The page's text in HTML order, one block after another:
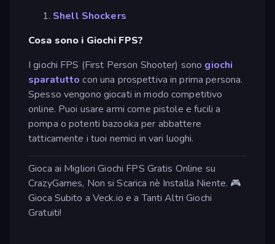
Shell Shockers
Cosa sono i Giochi FPS?
I giochi FPS (First Person Shooter) sono giochi
sparatutto con una prospettiva in prima persona.
Spesso vengono giocati in modo competitivo
online. Puoi usare armi come pistole e fucili a
pompa o potenti bazooka per abbattere
tatticamente i tuoi nemici in vari luoghi.
Gioca ai Migliori Giochi FPS Gratis Online su
CrazyGames, Non si Scarica nè Installa Niente. 🎮
Gioca Subito a Veck.io e a Tanti Altri Giochi
Gratuiti!